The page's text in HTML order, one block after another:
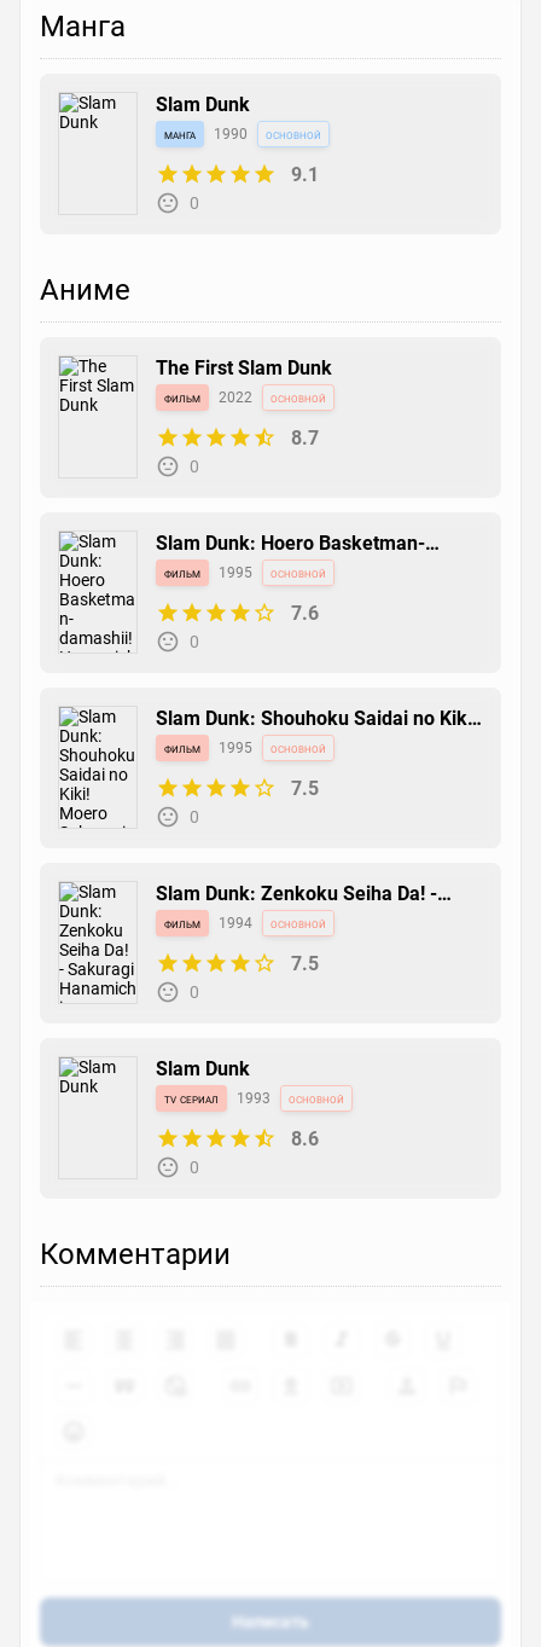
Манга
Slam Dunk
манга 1990 основной
9.1
0
Аниме
The First Slam Dunk
фильм 2022 основной
8.7
0
Slam Dunk: Hoero Basketman-
damashii! Hanamichi to Rukawa no
Atsuki Natsu
фильм 1995 основной
7.6
0
Slam Dunk: Shouhoku Saidai no Kiki!
Moero Sakuragi Hanamichi
фильм 1995 основной
7.5
0
Slam Dunk: Zenkoku Seiha Da! -
Sakuragi Hanamichi
фильм 1994 основной
7.5
0
Slam Dunk
tv сериал 1993 основной
8.6
0
Комментарии
Написать